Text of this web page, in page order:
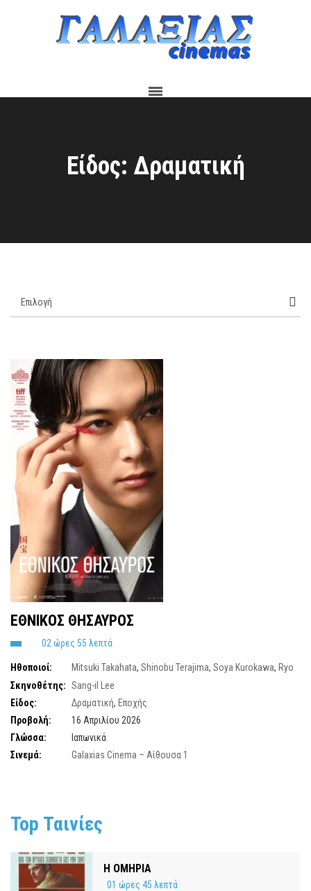
Είδος: Δραματική
ΕΘΝΙΚΟΣ ΘΗΣΑΥΡΟΣ
02 ώρες 55 λεπτά
Ηθοποιοί: Mitsuki Takahata, Shinobu Terajima, Soya Kurokawa, Ryo
Yoshizawa,Ryusei Yokohama
Σκηνοθέτης: Sang-il Lee
Είδος:
Δραματική, Εποχής
Προβολή:
16 Απριλίου 2026
Γλώσσα:
Ιαπωνικά
Σινεμά:
Galaxias Cinema – Αίθουσα 1
Top Ταινίες
Η ΟΜΗΡΙΑ
01 ώρες 45 λεπτά